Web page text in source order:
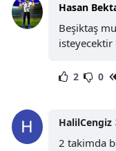
Hasan
Beşiktaş
isteyecektir
2 0
HalilCengiz
2 takimda